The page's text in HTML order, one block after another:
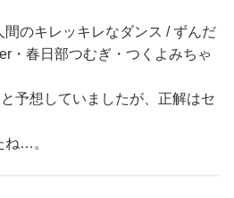
のキレッキレなダンス / ずんだ
・春日部つむぎ・つくよみちゃ
予想していましたが、正解はセ
ね…。